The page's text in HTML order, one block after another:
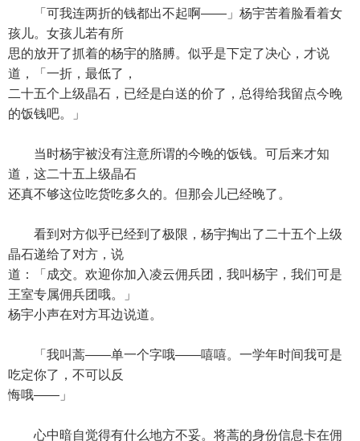
「可我连两折的钱都出不起啊——」杨宇苦着脸看着女
孩儿。女孩儿若有所
思的放开了抓着的杨宇的胳膊。似乎是下定了决心，才说
道，「一折，最低了，
二十五个上级晶石，已经是白送的价了，总得给我留点今晚
的饭钱吧。」
当时杨宇被没有注意所谓的今晚的饭钱。可后来才知
道，这二十五上级晶石
还真不够这位吃货吃多久的。但那会儿已经晚了。
看到对方似乎已经到了极限，杨宇掏出了二十五个上级
晶石递给了对方，说
道：「成交。欢迎你加入凌云佣兵团，我叫杨宇，我们可是
王室专属佣兵团哦。」
杨宇小声在对方耳边说道。
「我叫蒿——单一个字哦——嘻嘻。一学年时间我可是
吃定你了，不可以反
悔哦——」
心中暗自觉得有什么地方不妥。将蒿的身份信息卡在佣